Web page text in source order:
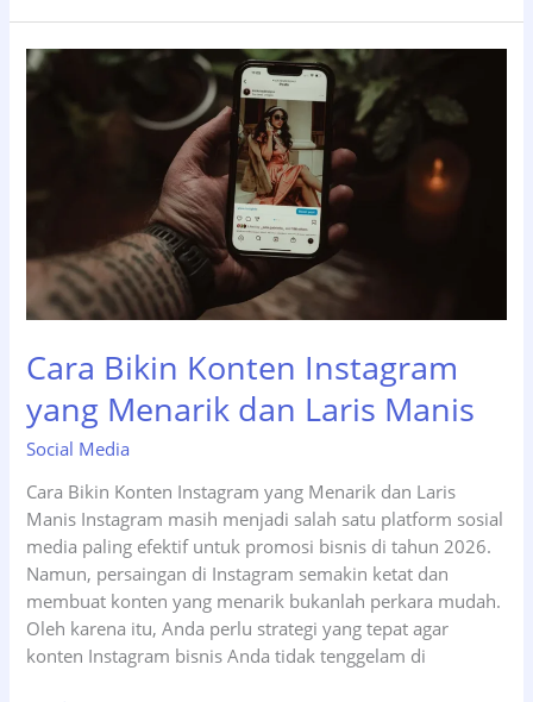
Brand
Awareness
Lewat
Digital
Marketing
Cara Bikin Konten Instagram
yang Menarik dan Laris Manis
Social Media
Cara Bikin Konten Instagram yang Menarik dan Laris
Manis Instagram masih menjadi salah satu platform sosial
media paling efektif untuk promosi bisnis di tahun 2026.
Namun, persaingan di Instagram semakin ketat dan
membuat konten yang menarik bukanlah perkara mudah.
Oleh karena itu, Anda perlu strategi yang tepat agar
konten Instagram bisnis Anda tidak tenggelam di